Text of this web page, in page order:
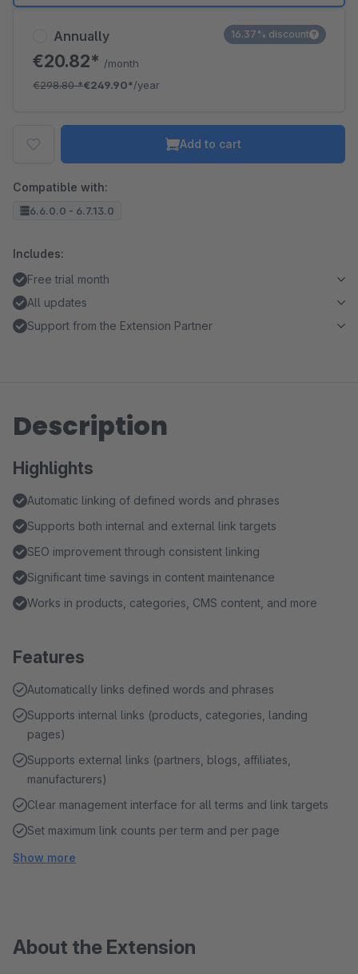
Annually
€20.82* /month
€298.80*€249.90*/year
16.37% discount
Add to cart
Compatible with:
6.6.0.0 - 6.7.13.0
Includes:
Free trial month
All updates
Support from the Extension Partner
Description
Highlights
Automatic linking of defined words and phrases
Supports both internal and external link targets
SEO improvement through consistent linking
Significant time savings in content maintenance
Works in products, categories, CMS content, and more
Features
Automatically links defined words and phrases
Supports internal links (products, categories, landing
pages)
Supports external links (partners, blogs, affiliates,
manufacturers)
Clear management interface for all terms and link targets
Set maximum link counts per term and per page
Show more
About the Extension